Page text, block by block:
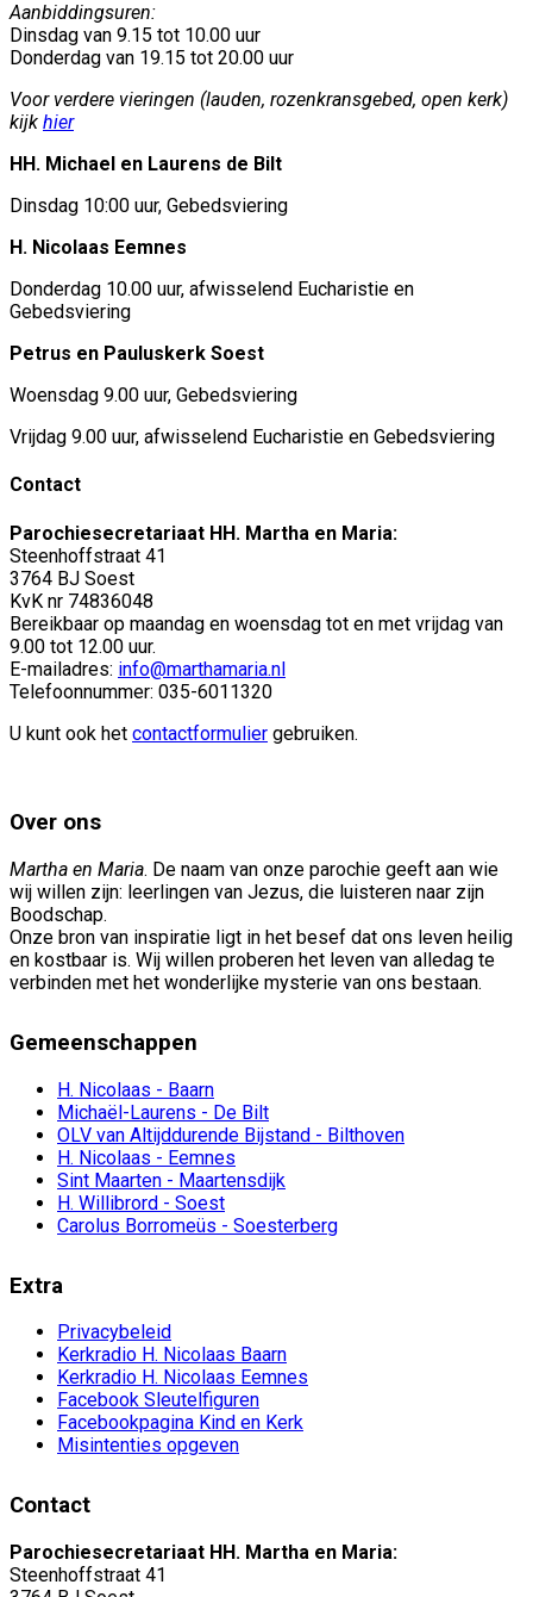
Aanbiddingsuren:
Dinsdag van 9.15 tot 10.00 uur
Donderdag van 19.15 tot 20.00 uur
Voor verdere vieringen (lauden, rozenkransgebed, open kerk)
kijk hier
HH. Michael en Laurens de Bilt
Dinsdag 10:00 uur, Gebedsviering
H. Nicolaas Eemnes
Donderdag 10.00 uur, afwisselend Eucharistie en
Gebedsviering
Petrus en Pauluskerk Soest
Woensdag 9.00 uur, Gebedsviering
Vrijdag 9.00 uur, afwisselend Eucharistie en Gebedsviering
Contact
Parochiesecretariaat HH. Martha en Maria:
Steenhoffstraat 41
3764 BJ Soest
KvK nr 74836048
Bereikbaar op maandag en woensdag tot en met vrijdag van
9.00 tot 12.00 uur.
E-mailadres: info@marthamaria.nl
Telefoonnummer: 035-6011320
U kunt ook het contactformulier gebruiken.
Over ons
Martha en Maria. De naam van onze parochie geeft aan wie
wij willen zijn: leerlingen van Jezus, die luisteren naar zijn
Boodschap.
Onze bron van inspiratie ligt in het besef dat ons leven heilig
en kostbaar is. Wij willen proberen het leven van alledag te
verbinden met het wonderlijke mysterie van ons bestaan.
Gemeenschappen
H. Nicolaas - Baarn
Michaël-Laurens - De Bilt
OLV van Altijddurende Bijstand - Bilthoven
H. Nicolaas - Eemnes
Sint Maarten - Maartensdijk
H. Willibrord - Soest
Carolus Borromeüs - Soesterberg
Extra
Privacybeleid
Kerkradio H. Nicolaas Baarn
Kerkradio H. Nicolaas Eemnes
Facebook Sleutelfiguren
Facebookpagina Kind en Kerk
Misintenties opgeven
Contact
Parochiesecretariaat HH. Martha en Maria:
Steenhoffstraat 41